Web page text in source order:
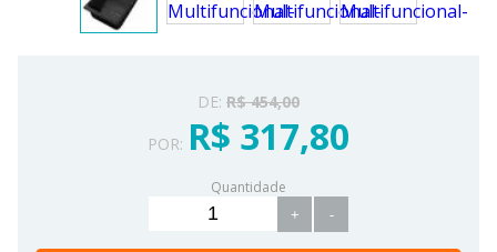
DE: R$ 454,00
POR: R$ 317,80
Quantidade
+ -